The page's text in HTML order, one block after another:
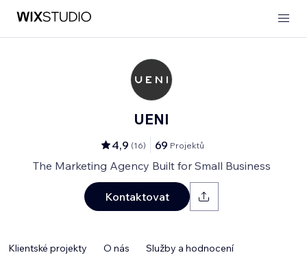
UENI
4,9 (16) 69 Projektů
The Marketing Agency Built for Small Business
Kontaktovat
Klientské projekty O nás Služby a hodnocení